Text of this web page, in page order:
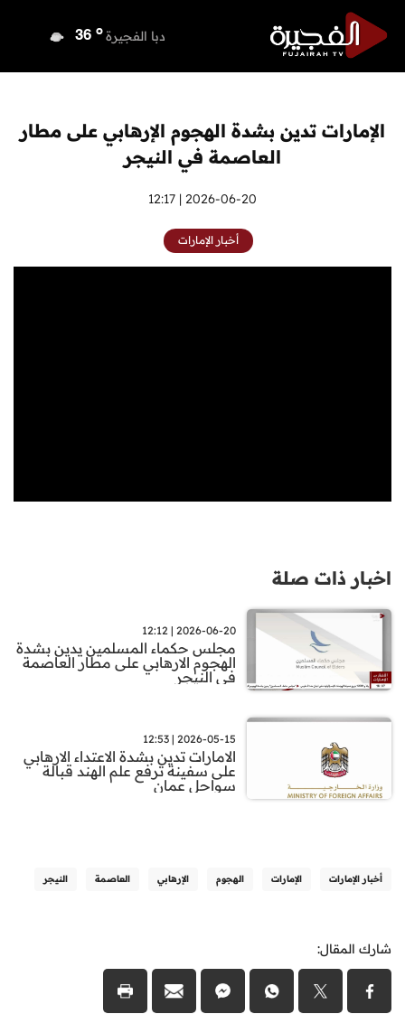
دبا الفجيرة 36 o
أم القيوين 36 o
راس الخيمة
الفجيرة
الإمارات تدين بشدة الهجوم الإرهابي على مطار
العاصمة في النيجر
2026-06-20 | 12:17
أخبار الإمارات
اخبار ذات صلة
2026-06-20 | 12:12
مجلس حكماء المسلمين يدين بشدة
الهجوم الارهابي على مطار العاصمة
في النيجر
2026-05-15 | 12:53
الامارات تدين بشدة الاعتداء الارهابي
على سفينة ترفع علم الهند قبالة
سواحل عمان
أخبار الإمارات الإمارات الهجوم الإرهابي العاصمة النيجر
شارك المقال: